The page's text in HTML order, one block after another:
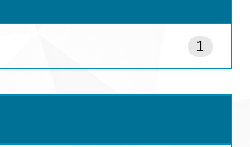
1